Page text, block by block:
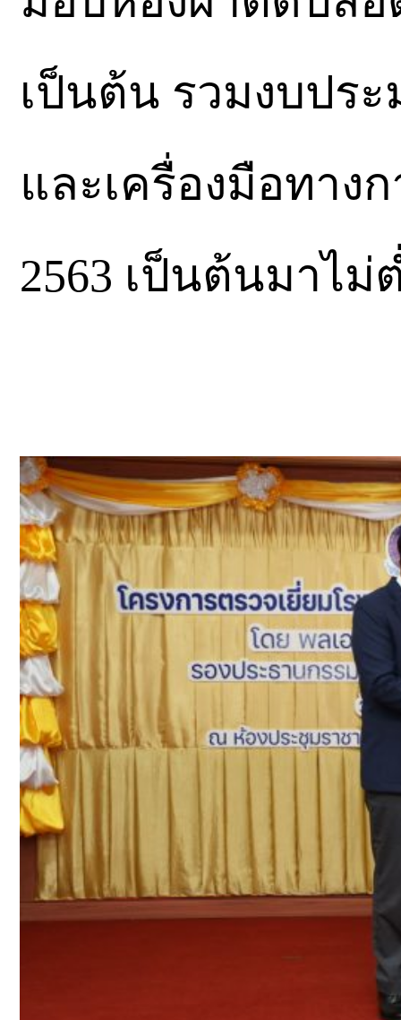
เป็นต้น รวมงบปร
และเครื่องมือทาง
2563 เป็นต้นมาไม่